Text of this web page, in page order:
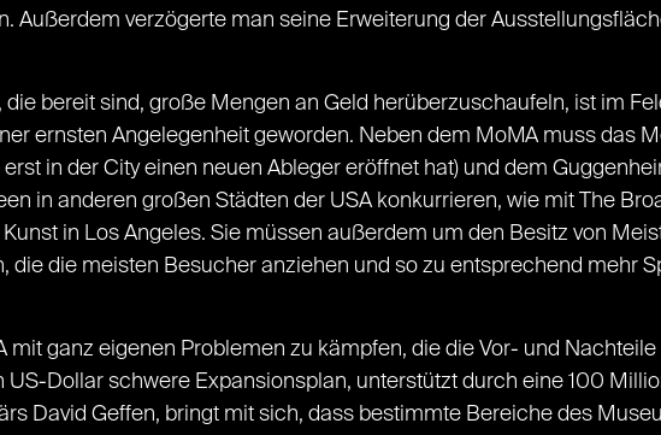
Außerdem verzögerte man seine Erweiterung der
bereit sind, große Mengen an Geld herüberzuschaufeln, ist im
ernsten Angelegenheit geworden. Neben dem MoMA muss das
in der City einen neuen Ableger eröffnet hat) und dem
in anderen großen Städten der USA konkurrieren, wie mit The
in Los Angeles. Sie müssen außerdem um den Besitz von
die die meisten Besucher anziehen und so zu entsprechend mehr
mit ganz eigenen Problemen zu kämpfen, die die Vor- und
Dollar schwere Expansionsplan, unterstützt durch eine 100
David Geffen, bringt mit sich, dass bestimmte Bereiche des